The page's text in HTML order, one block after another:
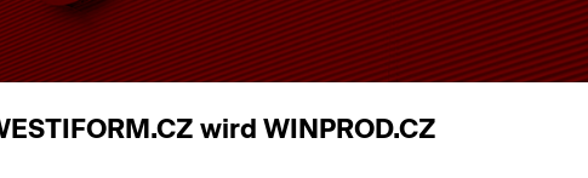
wird WINPROD.CZ